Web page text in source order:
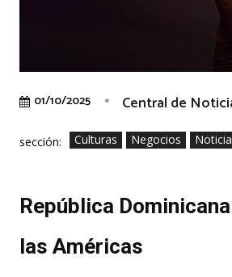
01/10/2025 Central de
sección: Culturas Negocios
República
las Américas